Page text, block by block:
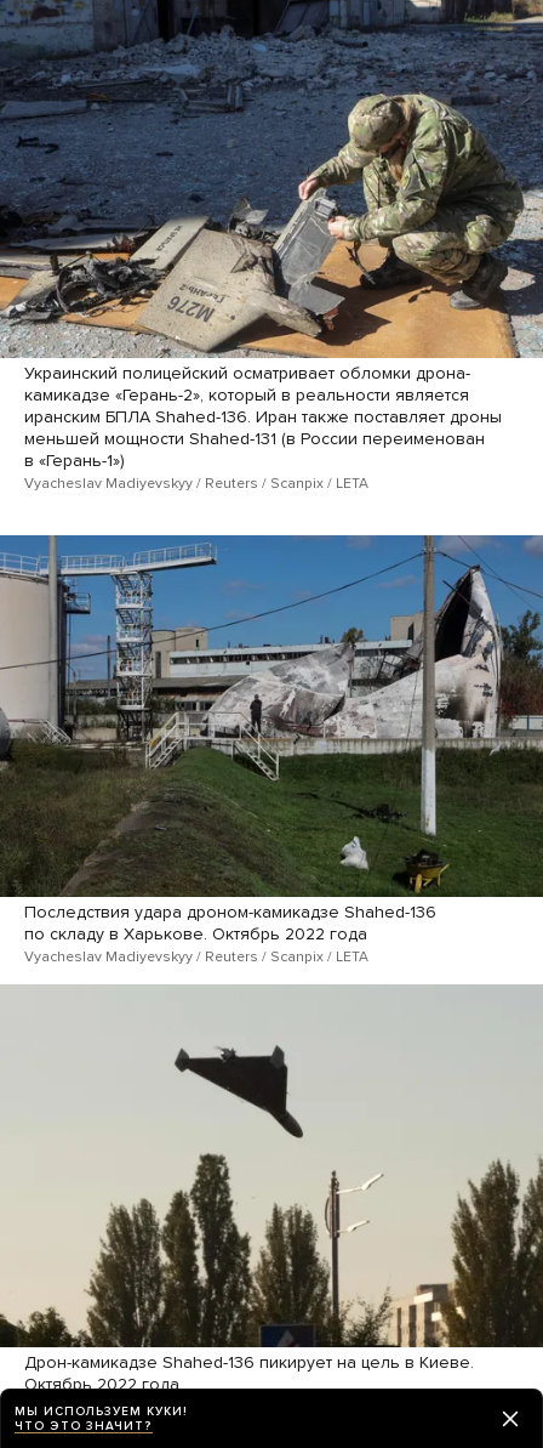
Украинский полицейский осматривает обломки дрона-
камикадзе «Герань-2», который в реальности является
иранским БПЛА Shahed-136. Иран также поставляет дроны
меньшей мощности Shahed-131 (в России переименован
в «Герань-1»)
Vyacheslav Madiyevskyy / Reuters / Scanpix / LETA
Последствия удара дроном-камикадзе Shahed-136
по складу в Харькове. Октябрь 2022 года
Vyacheslav Madiyevskyy / Reuters / Scanpix / LETA
Дрон-камикадзе Shahed-136 пикирует на цель в Киеве.
Октябрь 2022 года
Yasuyoshi Chiba / AFP / Scanpix / LETA
МЫ ИСПОЛЬЗУЕМ КУКИ!
ЧТО ЭТО ЗНАЧИТ?